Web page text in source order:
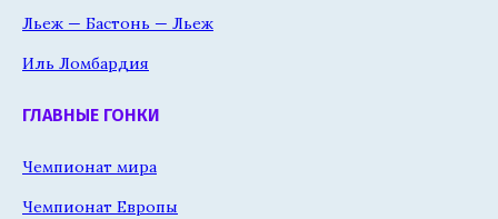
Льеж — Бастонь — Льеж
Иль Ломбардия
ГЛАВНЫЕ ГОНКИ
Чемпионат мира
Чемпионат Европы